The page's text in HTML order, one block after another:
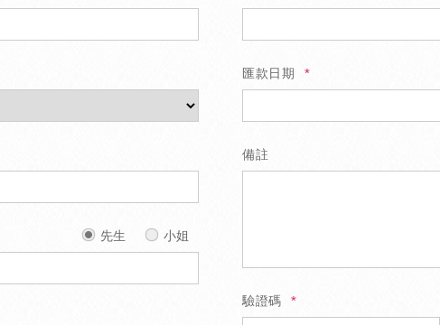
先生 小姐
匯款日期
備註
驗證碼